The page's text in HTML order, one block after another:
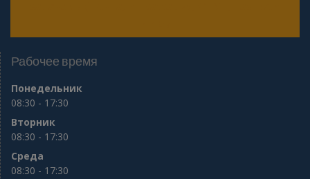
Рабочее время
Понедельник
08:30 - 17:30
Вторник
08:30 - 17:30
Среда
08:30 - 17:30